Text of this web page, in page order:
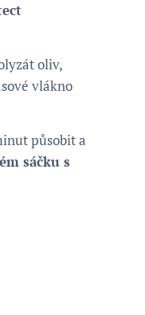
oliv,
vlákno
působit a
sáčku s